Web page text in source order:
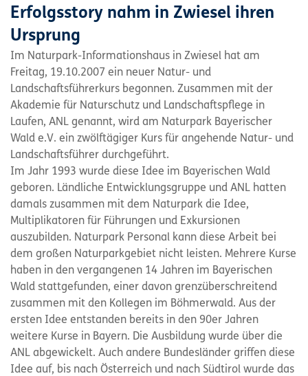
Erfolgsstory nahm in Zwiesel ihren
Ursprung
Im Naturpark-Informationshaus in Zwiesel hat am
Freitag, 19.10.2007 ein neuer Natur- und
Landschaftsführerkurs begonnen. Zusammen mit der
Akademie für Naturschutz und Landschaftspflege in
Laufen, ANL genannt, wird am Naturpark Bayerischer
Wald e.V. ein zwölftägiger Kurs für angehende Natur- und
Landschaftsführer durchgeführt.
Im Jahr 1993 wurde diese Idee im Bayerischen Wald
geboren. Ländliche Entwicklungsgruppe und ANL hatten
damals zusammen mit dem Naturpark die Idee,
Multiplikatoren für Führungen und Exkursionen
auszubilden. Naturpark Personal kann diese Arbeit bei
dem großen Naturparkgebiet nicht leisten. Mehrere Kurse
haben in den vergangenen 14 Jahren im Bayerischen
Wald stattgefunden, einer davon grenzüberschreitend
zusammen mit den Kollegen im Böhmerwald. Aus der
ersten Idee entstanden bereits in den 90er Jahren
weitere Kurse in Bayern. Die Ausbildung wurde über die
ANL abgewickelt. Auch andere Bundesländer griffen diese
Idee auf, bis nach Österreich und nach Südtirol wurde das